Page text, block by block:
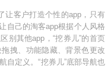
让客户打造个性的app，只有
自己的淘客app根据个人风格
别其他app，“挖券儿”的首页
拽、功能隐藏、背景色更改
自定义。“挖券儿”底部导航也